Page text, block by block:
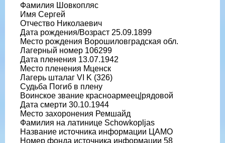
Фамилия Шовкопляс
Имя Сергей
Отчество Николаевич
Дата рождения/Возраст 25.09.1899
Место рождения Ворошиловградская обл.
Лагерный номер 106299
Дата пленения 13.07.1942
Место пленения Мценск
Лагерь шталаг VI K (326)
Судьба Погиб в плену
Воинское звание красноармеец|рядовой
Дата смерти 30.10.1944
Место захоронения Ремшайд
Фамилия на латинице Schowkopljas
Название источника информации ЦАМО
Номер фонда источника информации 58